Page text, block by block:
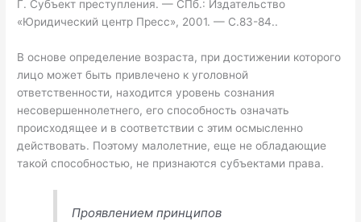
Г. Субъект преступления. — СПб.: Издательство
«Юридический центр Пресс», 2001. — С.83-84..
В основе определение возраста, при достижении которого
лицо может быть привлечено к уголовной
ответственности, находится уровень сознания
несовершеннолетнего, его способность означать
происходящее и в соответствии с этим осмысленно
действовать. Поэтому малолетние, еще не обладающие
такой способностью, не признаются субъектами права.
Проявлением принципов